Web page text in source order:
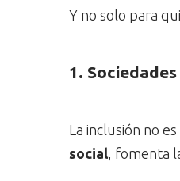
Y no solo para
1.
La inclusión no
social, fomenta